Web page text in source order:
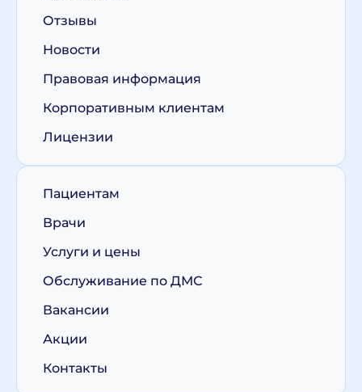
Отзывы
Новости
Правовая информация
Корпоративным клиентам
Лицензии
Пациентам
Врачи
Услуги и цены
Обслуживание по ДМС
Вакансии
Акции
Контакты